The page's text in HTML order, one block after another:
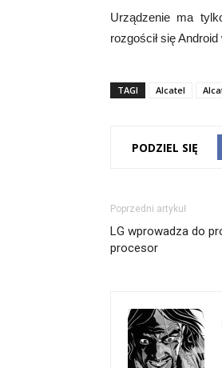
Urządzenie ma
rozgościł się
TAGI Alcatel
PODZIEL SIĘ
Poprzedni artykuł
LG wprowadza do
procesor